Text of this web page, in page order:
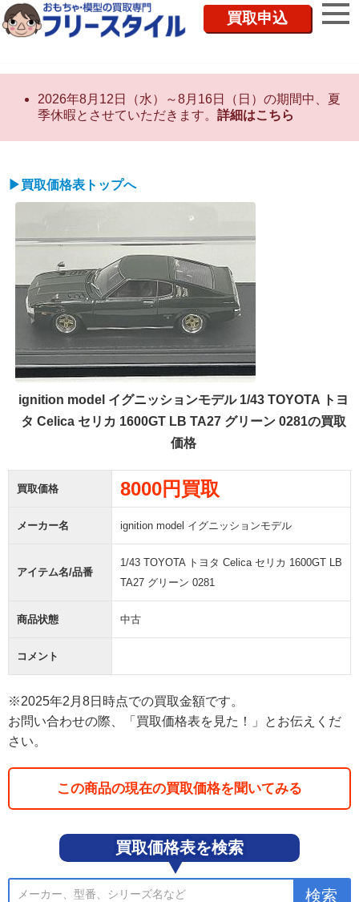
買取申込
2026年8月12日（水）～8月16日（日）の期間中、夏
季休暇とさせていただきます。 詳細はこちら
▶買取価格表トップへ
ignition model イグニッションモデル 1/43 TOYOTA トヨ
タ Celica セリカ 1600GT LB TA27 グリーン 0281の買取
価格
買取価格 8000円買取
メーカー名 ignition model イグニッションモデル
アイテム名/品番
1/43 TOYOTA トヨタ Celica セリカ 1600GT LB
TA27 グリーン 0281
商品状態 中古
コメント
※2025年2月8日時点での買取金額です。
お問い合わせの際、「買取価格表を見た！」とお伝えくだ
さい。
この商品の現在の買取価格を聞いてみる
買取価格表を検索